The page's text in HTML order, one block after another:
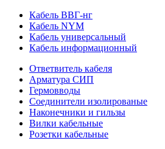
Кабель ВВГ-нг
Кабель NYM
Кабель универсальный
Кабель информационный
Ответвитель кабеля
Арматура СИП
Гермовводы
Соединители изолированые
Наконечники и гильзы
Вилки кабельные
Розетки кабельные